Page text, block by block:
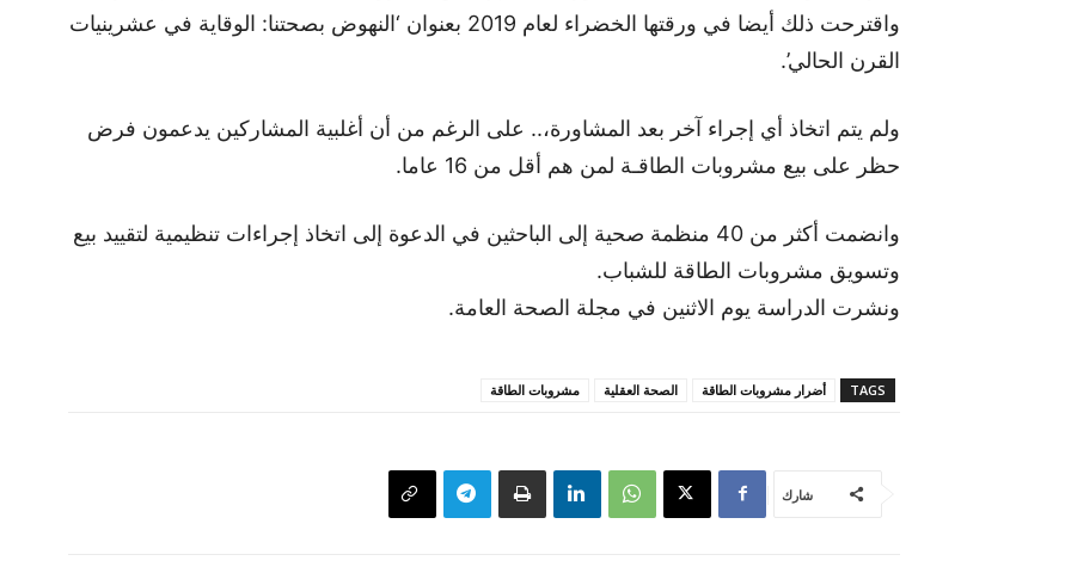
واقترحت ذلك أيضا في ورقتها الخضراء لعام 2019 بعنوان ‘النهوض بصحتنا: الوقاية في عشرينيات
القرن الحالي’.
ولم يتم اتخاذ أي إجراء آخر بعد المشاورة،.. على الرغم من أن أغلبية المشاركين يدعمون فرض
حظر على بيع مشروبات الطاقـة لمن هم أقل من 16 عاما.
وانضمت أكثر من 40 منظمة صحية إلى الباحثين في الدعوة إلى اتخاذ إجراءات تنظيمية لتقييد بيع
وتسويق مشروبات الطاقة للشباب.
ونشرت الدراسة يوم الاثنين في مجلة الصحة العامة.
TAGS أضرار مشروبات الطاقة الصحة العقلية مشروبات الطاقة
شارك